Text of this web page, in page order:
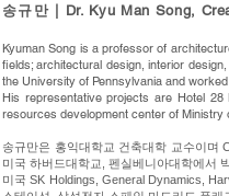
송규만 | Dr. Kyu Man Song,
Kyuman Song is a professor of
fields; architectural design, interior
the University of Pennsylvania and
His representative projects are Hotel 28
resources development center of Ministry
송규만은 홍익대학교 건축대학 교수이며
미국 하버드대학교, 펜실베니아대학에서
미국 SK Holdings, General Dynamics,